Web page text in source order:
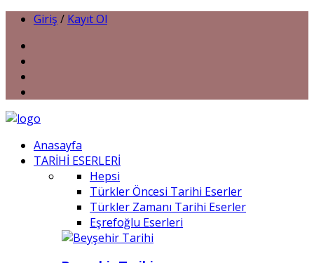
Giriş / Kayıt Ol
Anasayfa
TARİHİ ESERLERİ
Hepsi
Türkler Öncesi Tarihi Eserler
Türkler Zamanı Tarihi Eserler
Eşrefoğlu Eserleri